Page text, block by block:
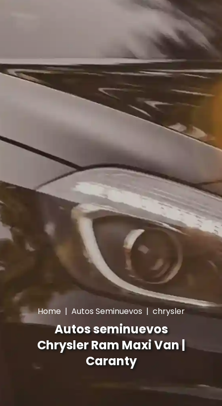
Home | Autos Seminuevos | chrysler
Autos seminuevos
Chrysler Ram Maxi Van |
Caranty